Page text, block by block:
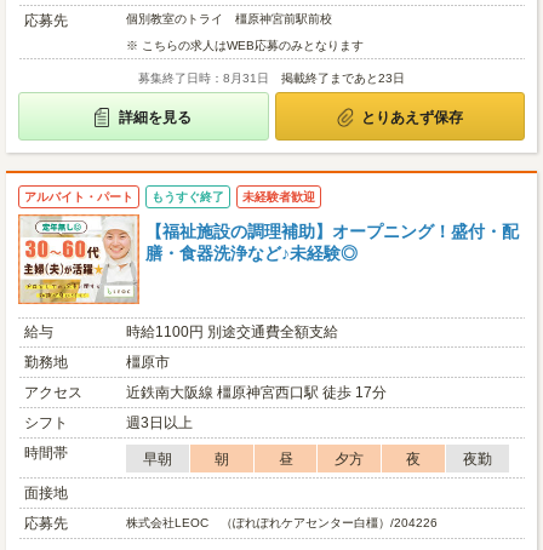
応募先
個別教室のトライ 橿原神宮前駅前校
※ こちらの求人はWEB応募のみとなります
募集終了日時：8月31日 掲載終了まであと23日
詳細を見る とりあえず保存
アルバイト・パート もうすぐ終了 未経験者歓迎
【福祉施設の調理補助】オープニング！盛付・配
膳・食器洗浄など♪未経験◎
給与
時給1100円 別途交通費全額支給
勤務地
橿原市
アクセス
近鉄南大阪線 橿原神宮西口駅 徒歩 17分
シフト
週3日以上
時間帯
早朝 朝 昼 夕方 夜
夜勤
面接地
応募先
株式会社LEOC （ぽれぽれケアセンター白橿）/204226